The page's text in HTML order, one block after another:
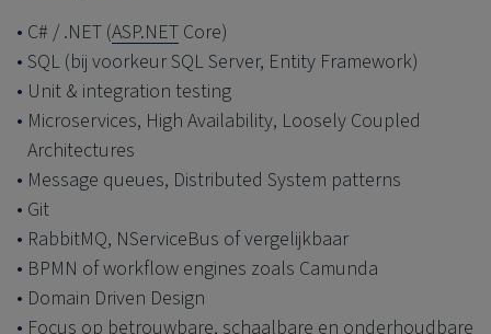
C# / .NET (ASP.NET Core)
SQL (bij voorkeur SQL Server, Entity Framework)
Unit & integration testing
Microservices, High Availability, Loosely Coupled
Architectures
Message queues, Distributed System patterns
Git
RabbitMQ, NServiceBus of vergelijkbaar
BPMN of workflow engines zoals Camunda
Domain Driven Design
Focus op betrouwbare, schaalbare en onderhoudbare